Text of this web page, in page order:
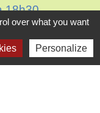
18h30
12h30
over what you want
Personalize